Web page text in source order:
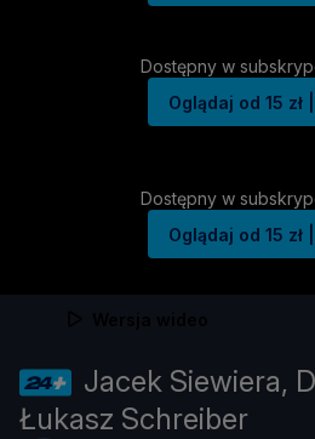
Dostępny w
Oglądaj od 15 zł
Dostępny w
Oglądaj od 15 zł
Jacek Siewiera,
Łukasz Schreiber